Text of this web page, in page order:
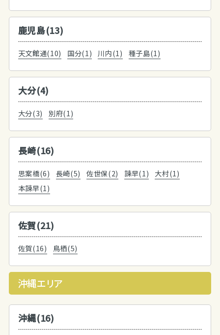
鹿児島(13)
天文館通(10) 国分(1) 川内(1) 種子島(1)
大分(4)
大分(3) 別府(1)
長崎(16)
思案橋(6) 長崎(5) 佐世保(2) 諫早(1)
大村(1)
本諫早(1)
佐賀(21)
佐賀(16) 鳥栖(5)
沖縄エリア
沖縄(16)